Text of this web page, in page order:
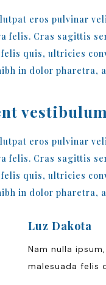
eros pulvinar
felis. Cras sagittis
quis, ultricies
in dolor pharetra,
eros pulvinar
felis. Cras sagittis
quis, ultricies
in dolor pharetra,
Luz Dakota
Nam nulla
malesuada felis